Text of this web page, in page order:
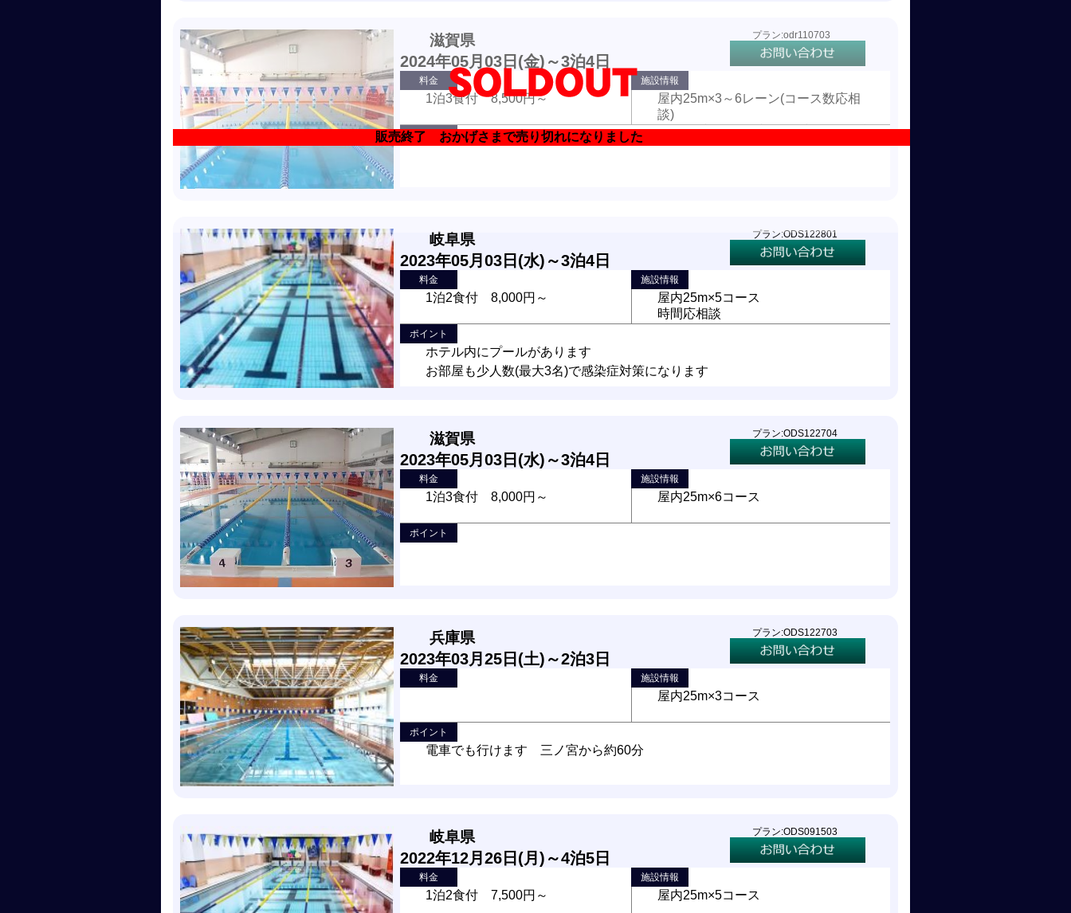
販売終了 おかげさまで売り切れになりました
滋賀県
2024年05月03日(金)～3泊4日
プラン:odr110703
料金
1泊3食付 8,500円～
施設情報
屋内25m×3～6レーン(コース数応相
談)
1日 2時間・1.5時間・2時間 3回練
習可能
ポイント
岐阜県
2023年05月03日(水)～3泊4日
プラン:ODS122801
料金
1泊2食付 8,000円～
施設情報
屋内25m×5コース
時間応相談
ポイント
ホテル内にプールがあります
お部屋も少人数(最大3名)で感染症対策になります
滋賀県
2023年05月03日(水)～3泊4日
プラン:ODS122704
料金
1泊3食付 8,000円～
施設情報
屋内25m×6コース
ポイント
兵庫県
2023年03月25日(土)～2泊3日
プラン:ODS122703
料金 施設情報
屋内25m×3コース
ポイント
電車でも行けます 三ノ宮から約60分
岐阜県
2022年12月26日(月)～4泊5日
プラン:ODS091503
料金
1泊2食付 7,500円～
施設情報
屋内25m×5コース